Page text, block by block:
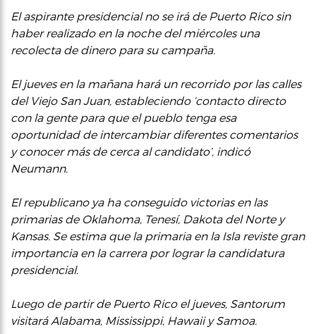
El aspirante presidencial no se irá de Puerto Rico sin
haber realizado en la noche del miércoles una
recolecta de dinero para su campaña.
El jueves en la mañana hará un recorrido por las calles
del Viejo San Juan, estableciendo ‘contacto directo
con la gente para que el pueblo tenga esa
oportunidad de intercambiar diferentes comentarios
y conocer más de cerca al candidato’, indicó
Neumann.
El republicano ya ha conseguido victorias en las
primarias de Oklahoma, Tenesí, Dakota del Norte y
Kansas. Se estima que la primaria en la Isla reviste gran
importancia en la carrera por lograr la candidatura
presidencial.
Luego de partir de Puerto Rico el jueves, Santorum
visitará Alabama, Mississippi, Hawaii y Samoa.